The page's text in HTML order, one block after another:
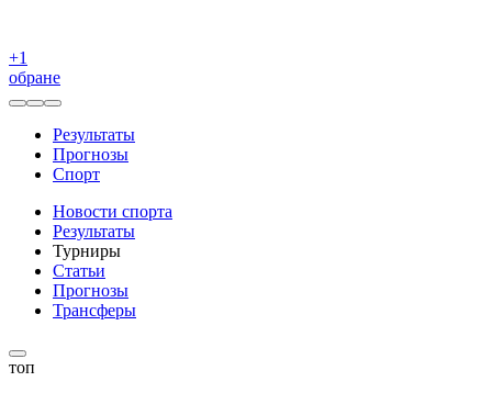
+1
обране
Результаты
Прогнозы
Спорт
Новости спорта
Результаты
Турниры
Статьи
Прогнозы
Трансферы
топ